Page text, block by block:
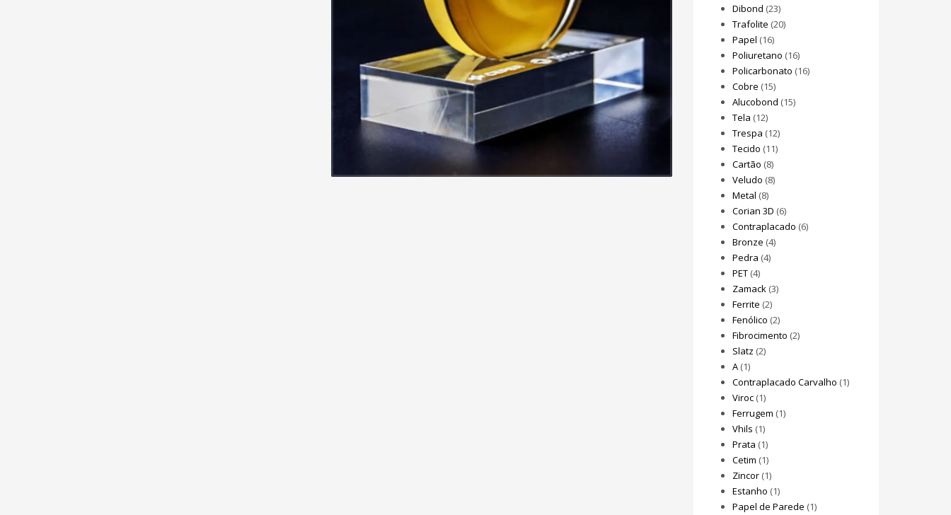
Dibond (23)
Trafolite (20)
Papel (16)
Poliuretano (16)
Policarbonato (16)
Cobre (15)
Alucobond (15)
Tela (12)
Trespa (12)
Tecido (11)
Cartão (8)
Veludo (8)
Metal (8)
Corian 3D (6)
Contraplacado (6)
Bronze (4)
Pedra (4)
PET(4)
Zamack(3)
Ferrite (2)
Fenólico (2)
Fibrocimento (2)
Slatz (2)
A(1)
Contraplacado Carvalho (1)
Viroc(1)
Ferrugem (1)
Vhils (1)
Prata (1)
Cetim (1)
Zincor(1)
Estanho (1)
Papel de Parede (1)